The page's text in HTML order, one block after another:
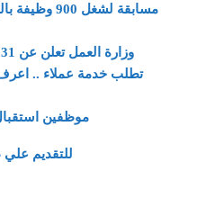
مسابقة لشغل
وزارة العمل تعلن عن 5931 فرصة شاغرة فى 11 محافظة
موظفين
للتقديم